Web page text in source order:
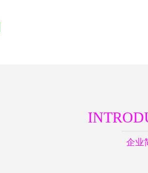
企业